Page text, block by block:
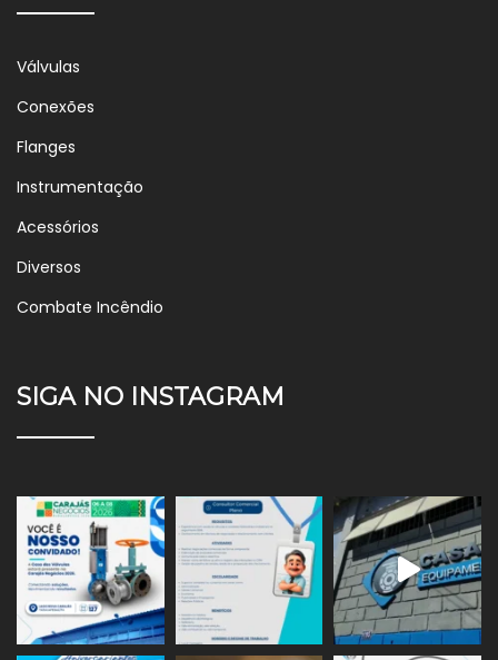
Válvulas
Conexões
Flanges
Instrumentação
Acessórios
Diversos
Combate Incêndio
SIGA NO INSTAGRAM